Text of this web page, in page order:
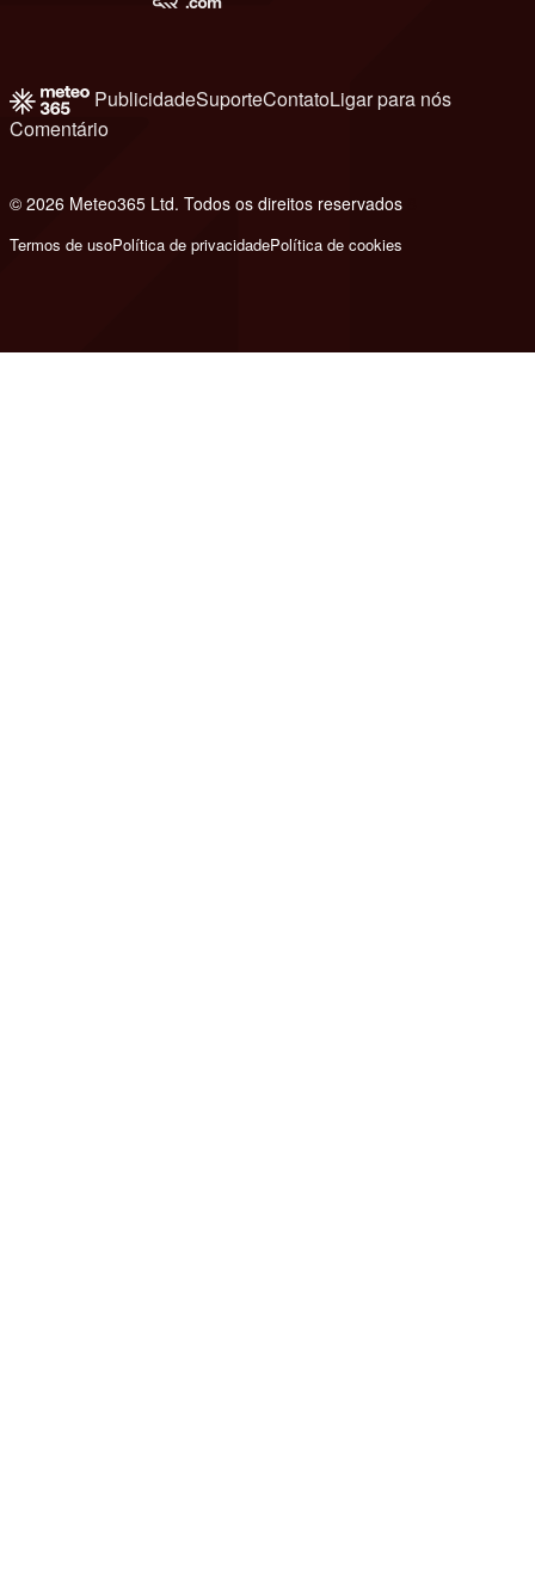
PublicidadeSuporteContatoLigar para nós
Comentário
© 2026 Meteo365 Ltd. Todos os direitos reservados
Termos de usoPolítica de privacidadePolítica de cookies